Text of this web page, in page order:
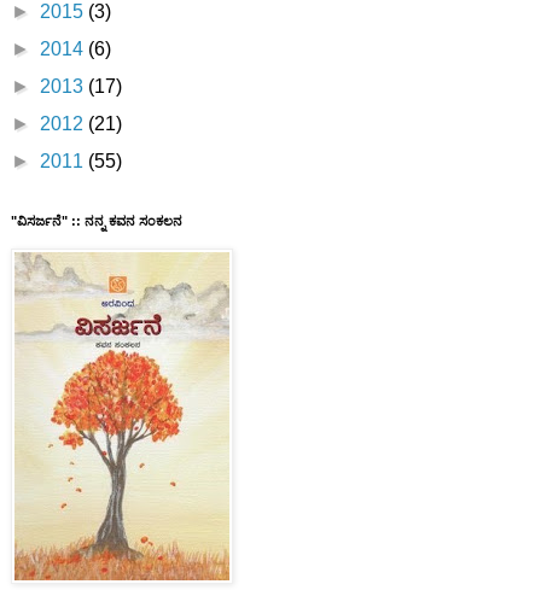
► 2015 (3)
► 2014 (6)
► 2013 (17)
► 2012 (21)
► 2011 (55)
"ವಿಸರ್ಜನೆ" :: ನನ್ನ ಕವನ ಸಂಕಲನ